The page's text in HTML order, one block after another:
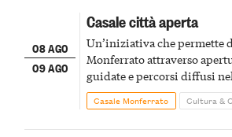
08 AGO
09 AGO
Casale città aperta
Un’iniziativa che permette
Monferrato attraverso
guidate e percorsi diffusi
Casale Monferrato Cultura &